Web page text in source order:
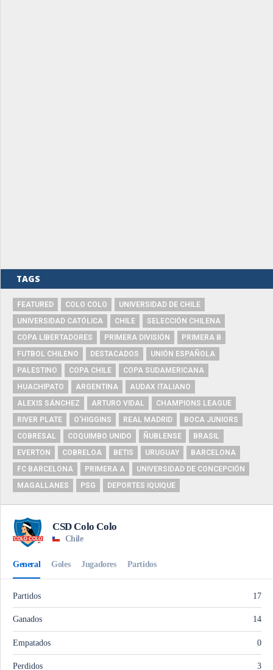
TAGS
FEATURED COLO COLO
UNIVERSIDAD DE CHILE
UNIVERSIDAD CATÓLICA
CHILE
SELECCIÓN CHILENA
COPA LIBERTADORES
PRIMERA DIVISIÓN
PRIMERA B
FUTBOL CHILENO
DESTACADOS
UNIÓN ESPAÑOLA
PALESTINO
COPA CHILE
COPA SUDAMERICANA
HUACHIPATO
ARGENTINA
AUDAX ITALIANO
ALEXIS SÁNCHEZ
ARTURO VIDAL
CHAMPIONS LEAGUE
RIVER PLATE
O'HIGGINS REAL MADRID
BOCA JUNIORS
COBRESAL
COQUIMBO UNIDO ÑUBLENSE
BRASIL
EVERTON
COBRELOA BETIS URUGUAY
BARCELONA
FC BARCELONA
PRIMERA A
UNIVERSIDAD DE CONCEPCIÓN
MAGALLANES
PSG DEPORTES IQUIQUE